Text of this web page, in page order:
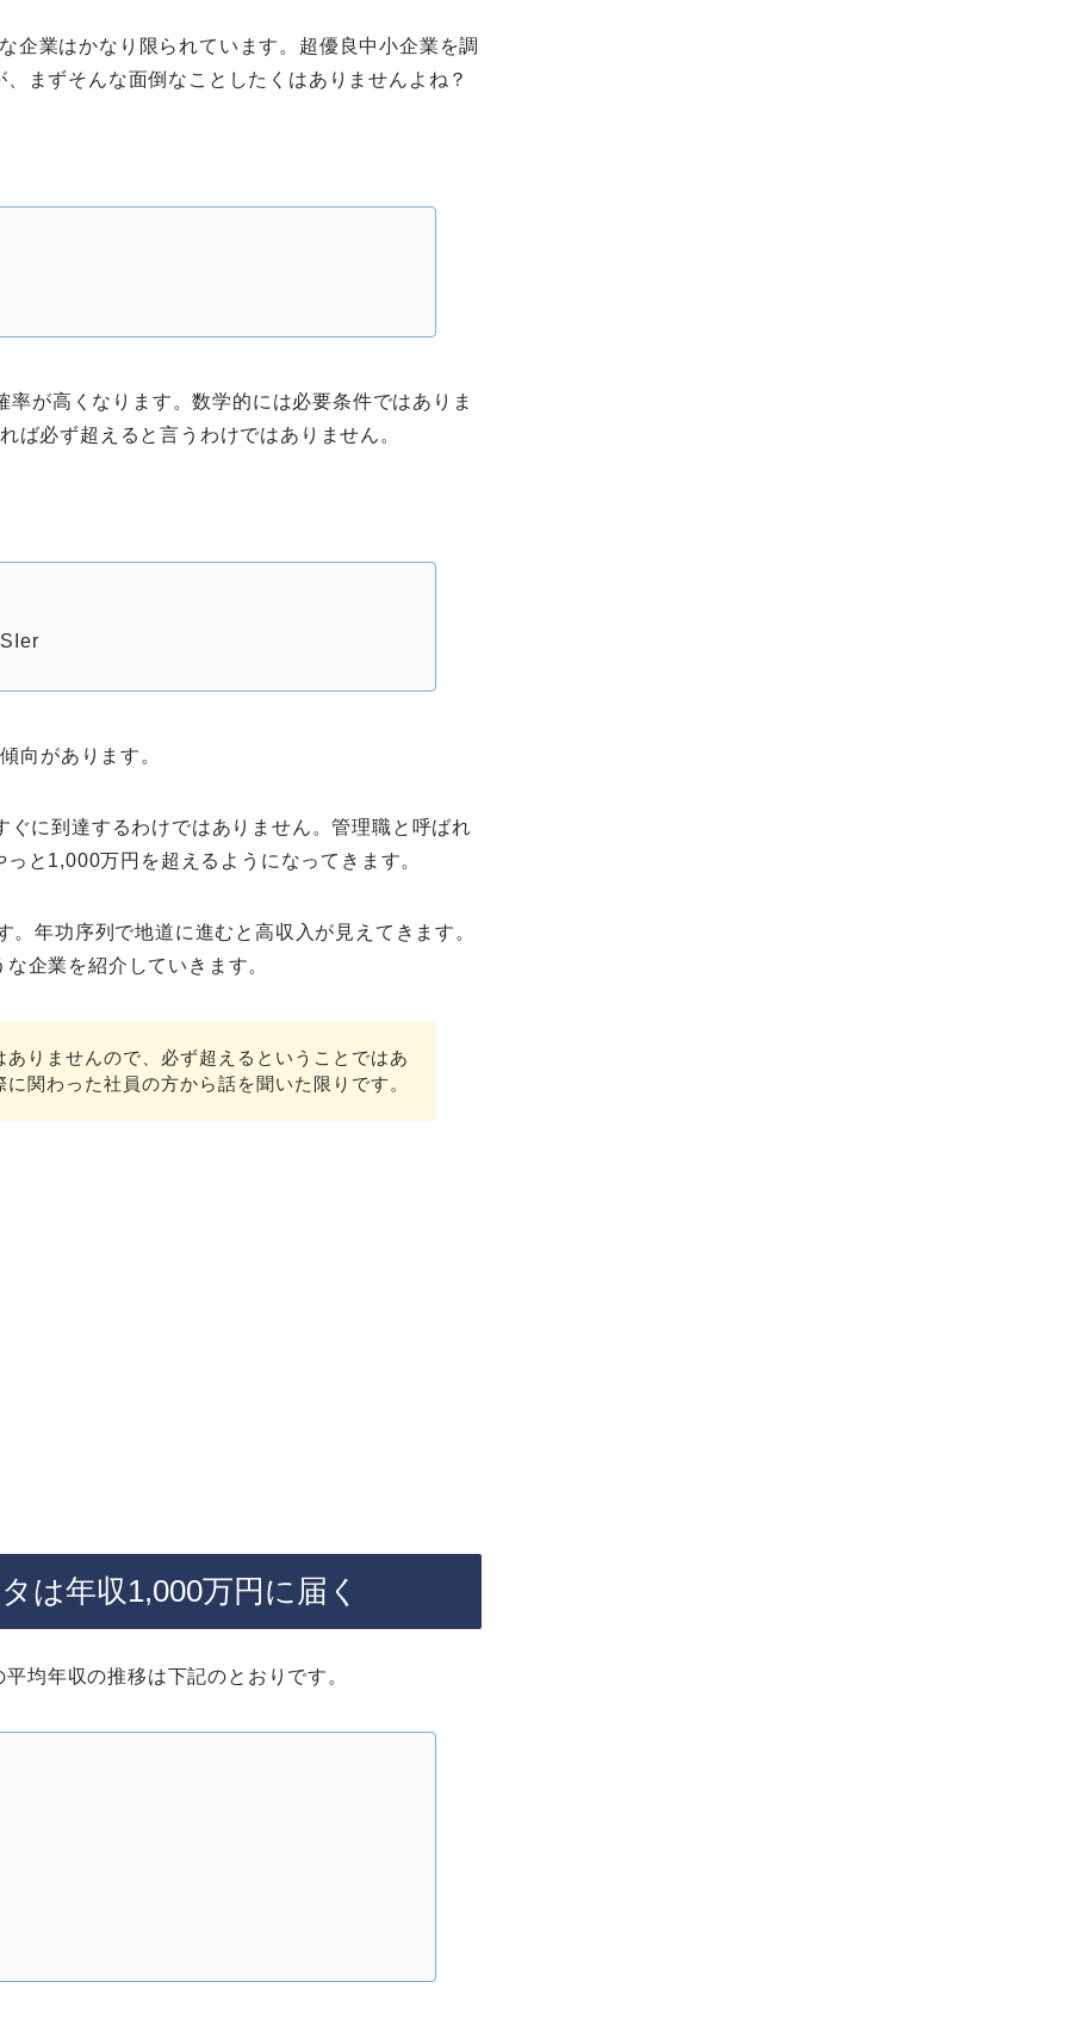
企業はかなり限られています。超優良中小企業を調
まずそんな面倒なことしたくはありませんよね？
が高くなります。数学的には必要条件ではありま
ば必ず超えると言うわけではありません。
向があります。
に到達するわけではありません。管理職と呼ばれ
と1,000万円を超えるようになってきます。
年功序列で地道に進むと高収入が見えてきます。
企業を紹介していきます。
りませんので、必ず超えるということではあ
関わった社員の方から話を聞いた限りです。
は年収1,000万円に届く
均年収の推移は下記のとおりです。